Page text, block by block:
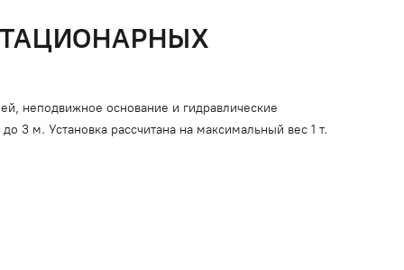
неподвижное основание и гидравлические
3 м. Установка рассчитана на максимальный вес 1 т.